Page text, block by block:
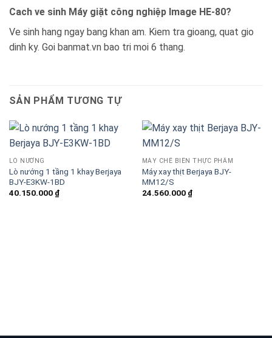
Cach ve sinh Máy giặt công nghiệp Image HE-80?
Ve sinh hang ngay bang khan am. Kiem tra gioang, quat gio
dinh ky. Goi banmat.vn bao tri moi 6 thang.
SẢN PHẨM TƯƠNG TỰ
LÒ NƯỚNG
Lò nướng 1 tầng 1 khay Berjaya
BJY-E3KW-1BD
40.150.000 ₫
MÁY CHẾ BIẾN THỰC PHẨM
Máy xay thịt Berjaya BJY-
MM12/S
24.560.000 ₫